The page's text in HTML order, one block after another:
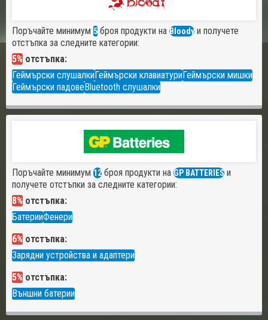
Поръчайте минимум 5 броя продукти на Bloody и получете
отстъпка за следните категории:
5% отстъпка:
Геймърски слушалкиГеймърски клавиатуриГеймърски мишки
Геймърски падовеBluetooth слушалки
Поръчайте минимум 12 броя продукти на GP BATTERIES и
получете отстъпки за следните категории:
8% отстъпка:
БатерииФенери
6% отстъпка:
Зарядни устройства и адаптери
5% отстъпка:
Външни батерии